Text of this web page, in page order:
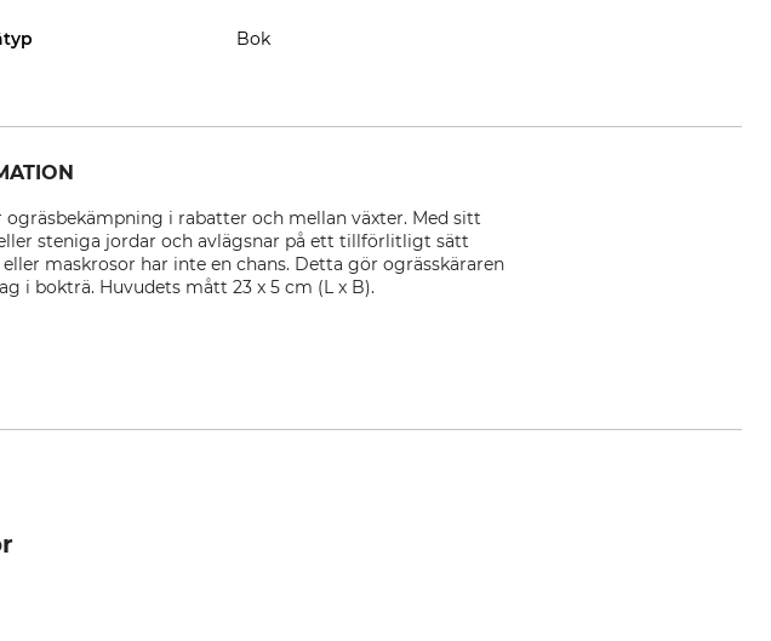
Bok
i rabatter och mellan växter. Med sitt
steniga jordar och avlägsnar på ett tillförlitligt sätt
maskrosor har inte en chans. Detta gör ogrässkäraren
i bokträ. Huvudets mått 23 x 5 cm (L x B).